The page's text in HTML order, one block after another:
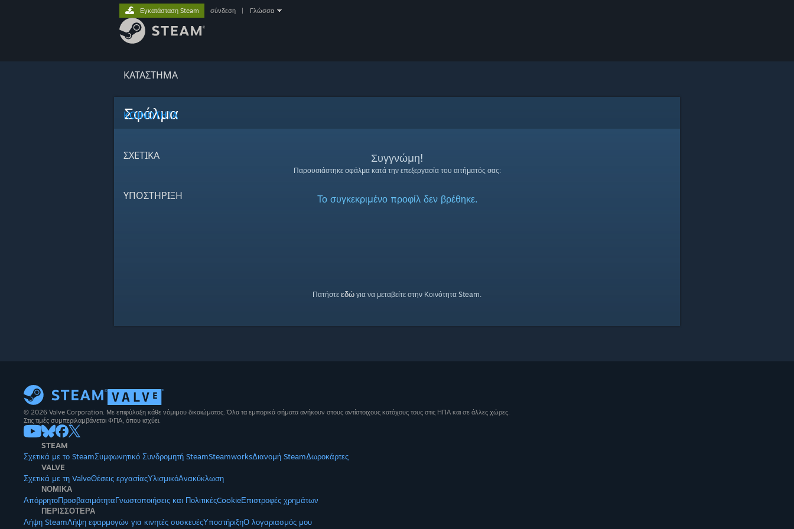
ΚΑΤΑΣΤΗΜΑ
ΚΟΙΝΟΤΗΤΑ
ΣΧΕΤΙΚΆ
ΥΠΟΣΤΗΡΙΞΗ
Εγκατάσταση Steam σύνδεση Γλώσσα
Σφάλμα
Συγγνώμη!
Παρουσιάστηκε σφάλμα κατά την επεξεργασία του αιτήματός σας:
Το συγκεκριμένο προφίλ δεν βρέθηκε.
Πατήστε εδώ για να μεταβείτε στην Κοινότητα Steam.
© 2026 Valve Corporation. Με επιφύλαξη κάθε νόμιμου δικαιώματος. Όλα τα εμπορικά σήματα ανήκουν στους αντίστοιχους κατόχους τους στις ΗΠΑ και σε άλλες χώρες.
Στις τιμές συμπεριλαμβάνεται ΦΠΑ, όπου ισχύει.
STEAM
Σχετικά με το SteamΣυμφωνητικό Συνδρομητή SteamSteamworksΔιανομή SteamΔωροκάρτες
VALVE
Σχετικά με τη ValveΘέσεις εργασίαςΥλισμικόΑνακύκλωση
ΝΟΜΙΚΑ
ΑπόρρητοΠροσβασιμότηταΓνωστοποιήσεις και ΠολιτικέςCookieΕπιστροφές χρημάτων
ΠΕΡΙΣΣΟΤΕΡΑ
Λήψη SteamΛήψη εφαρμογών για κινητές συσκευέςΥποστήριξηΟ λογαριασμός μου